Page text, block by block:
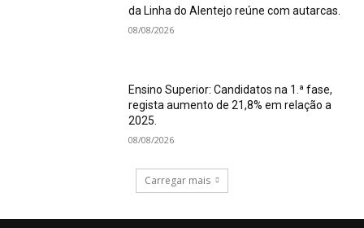
da Linha do Alentejo reúne com autarcas.
08/08/2026
Ensino Superior: Candidatos na 1.ª fase,
regista aumento de 21,8% em relação a
2025.
08/08/2026
Carregar mais